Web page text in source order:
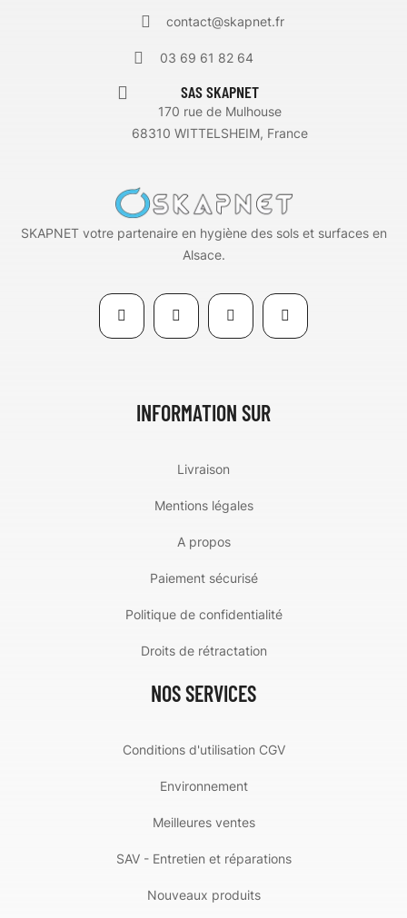
contact@skapnet.fr
03 69 61 82 64
SAS SKAPNET
170 rue de Mulhouse
68310 WITTELSHEIM, France
SKAPNET votre partenaire en hygiène des sols et surfaces en
Alsace.
INFORMATION SUR
Livraison
Mentions légales
A propos
Paiement sécurisé
Politique de confidentialité
Droits de rétractation
NOS SERVICES
Conditions d'utilisation CGV
Environnement
Meilleures ventes
SAV - Entretien et réparations
Nouveaux produits